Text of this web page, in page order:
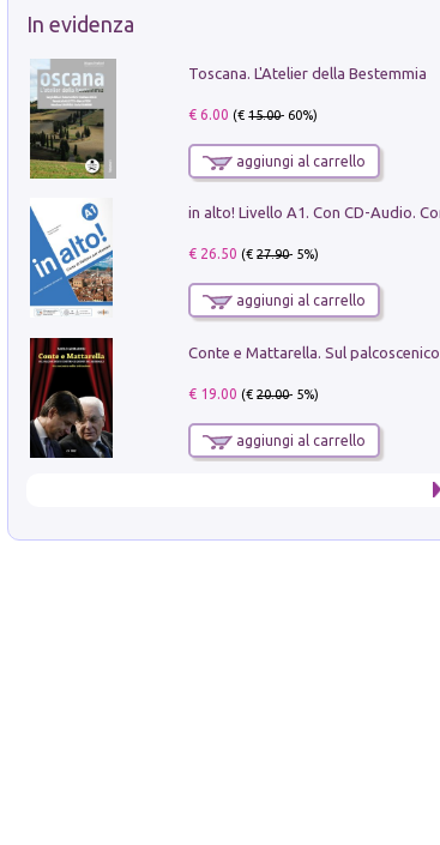
In evidenza
Toscana. L'Atelier della Bestemmia
€ 6.00 (€15.00- 60%)
aggiungi al carrello
€ 26.50 (€27.90- 5%)
aggiungi al carrello
€ 19.00 (€20.00- 5%)
aggiungi al carrello